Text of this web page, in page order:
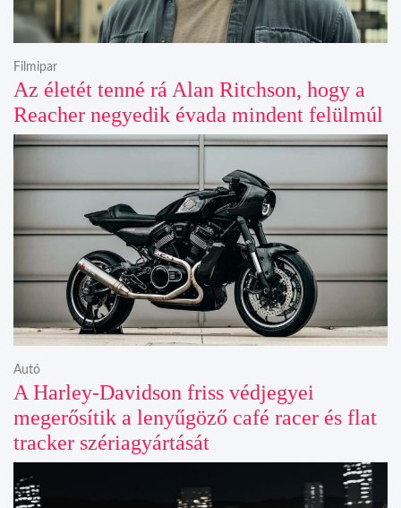
Az életét tenné rá Alan Ritchson, hogy a
Reacher negyedik évada mindent felülmúl
Filmipar
A Harley-Davidson friss védjegyei
megerősítik a lenyűgöző café racer és flat
tracker szériagyártását
Autó